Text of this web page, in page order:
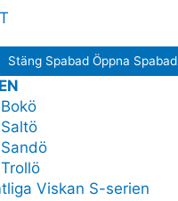
Stäng Spabad Öppna Spabad
Viskan S-serien